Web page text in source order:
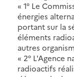
« 1° Le
énergies
portant sur la
éléments
autres
« 2° L'Agence
radioactifs